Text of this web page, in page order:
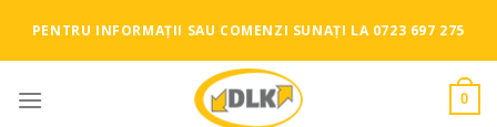
content
PENTRU INFORMAȚII SAU COMENZI SUNAȚI LA 0723 697 275
0